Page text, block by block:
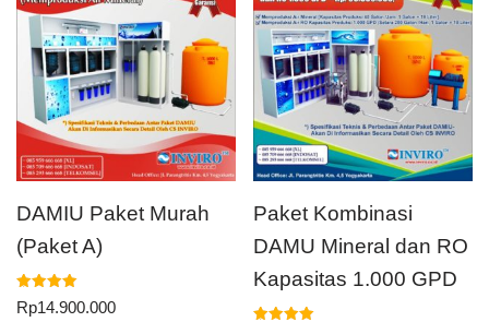
DAMIU Paket Murah
(Paket A)
Dinilai
5.00
Rp14.900.000
Paket Kombinasi
DAMU Mineral dan RO
Kapasitas 1.000 GPD